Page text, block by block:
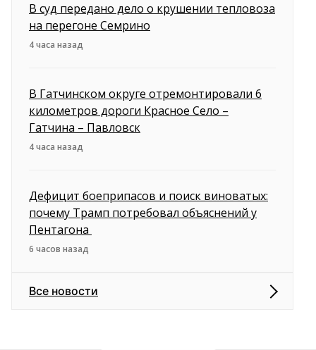
В суд передано дело о крушении тепловоза
на перегоне Семрино
4 часа назад
В Гатчинском округе отремонтировали 6
километров дороги Красное Село –
Гатчина – Павловск
4 часа назад
Дефицит боеприпасов и поиск виноватых:
почему Трамп потребовал объяснений у
Пентагона
6 часов назад
Все новости